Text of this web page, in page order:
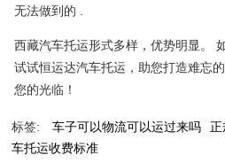
无法做到的 .
西藏汽车托运形式多样，优势明显。
试试恒运达汽车托运，助您打造难忘
您的光临！
标签: 车子可以物流可以运过来吗 正
车托运收费标准